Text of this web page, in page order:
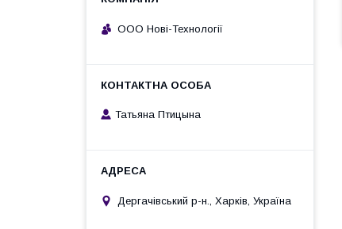
ООО Нові-Технології
Татьяна Птицына
Дергачівський р-н., Харків, Україна